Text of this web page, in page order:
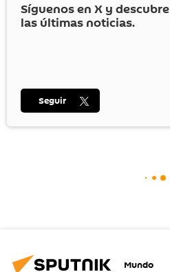
Síguenos en X y descubre
las últimas noticias.
Seguir
Mundo